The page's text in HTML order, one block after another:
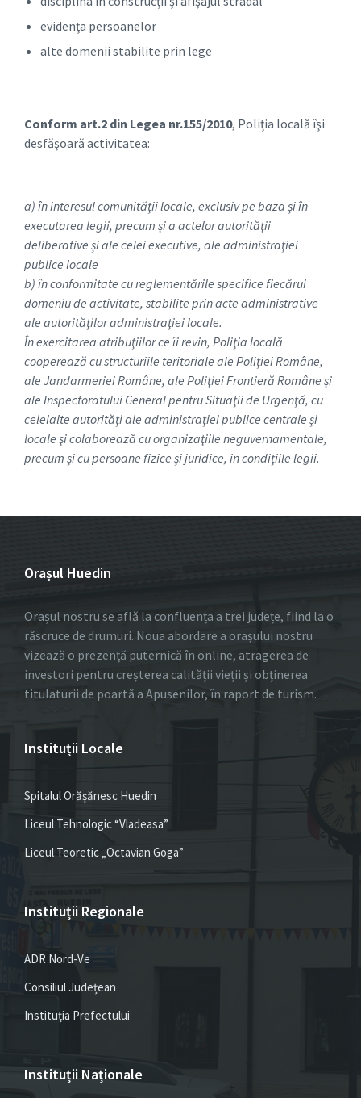
evidenţa persoanelor
alte domenii stabilite prin lege
Conform art.2 din Legea nr.155/2010, Poliţia locală îşi
desfăşoară activitatea:
a) în interesul comunităţii locale, exclusiv pe baza şi în
executarea legii, precum şi a actelor autorităţii
deliberative şi ale celei executive, ale administraţiei
publice locale
b) în conformitate cu reglementările specifice fiecărui
domeniu de activitate, stabilite prin acte administrative
ale autorităţilor administraţiei locale.
În exercitarea atribuţiilor ce îi revin, Poliţia locală
cooperează cu structuriile teritoriale ale Poliţiei Române,
ale Jandarmeriei Române, ale Poliţiei Frontieră Române şi
ale Inspectoratului General pentru Situaţii de Urgenţă, cu
celelalte autorităţi ale administraţiei publice centrale şi
locale şi colaborează cu organizaţiile neguvernamentale,
precum şi cu persoane fizice şi juridice, in condiţiile legii.
Orașul Huedin
Orașul nostru se află la confluența a trei județe, fiind la o
răscruce de drumuri. Noua abordare a orașului nostru
vizează o prezență puternică în online, atragerea de
investori pentru creșterea calității vieții și obținerea
titulaturii de poartă a Apusenilor, în raport de turism.
Instituții Locale
Spitalul Orășănesc Huedin
Liceul Tehnologic “Vladeasa”
Liceul Teoretic „Octavian Goga”
Instituții Regionale
ADR Nord-Ve
Consiliul Județean
Instituția Prefectului
Instituții Naționale